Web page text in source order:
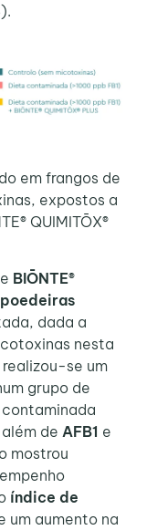
em frangos de
expostos a
QUIMITŌX®
BIŌNTE®
dada a
nesta
se um
grupo de
de AFB1 e
mostrou
índice de
aumento na